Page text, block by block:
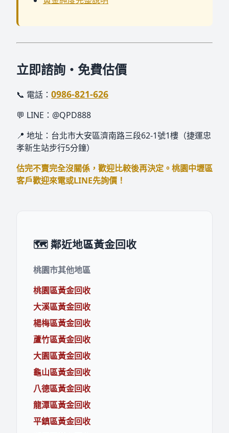
立即諮詢・免費估價
📞 電話： 0986-821-626
💬 LINE：@QPD888
📍 地址：台北市大安區濟南路三段62-1號1樓（捷運忠
孝新生站步行5分鐘）
估完不賣完全沒關係，歡迎比較後再決定。桃園中壢區
客戶歡迎來電或LINE先詢價！
🗺️ 鄰近地區黃金回收
桃園市其他地區
桃園區黃金回收
大溪區黃金回收
楊梅區黃金回收
蘆竹區黃金回收
大園區黃金回收
龜山區黃金回收
八德區黃金回收
龍潭區黃金回收
平鎮區黃金回收